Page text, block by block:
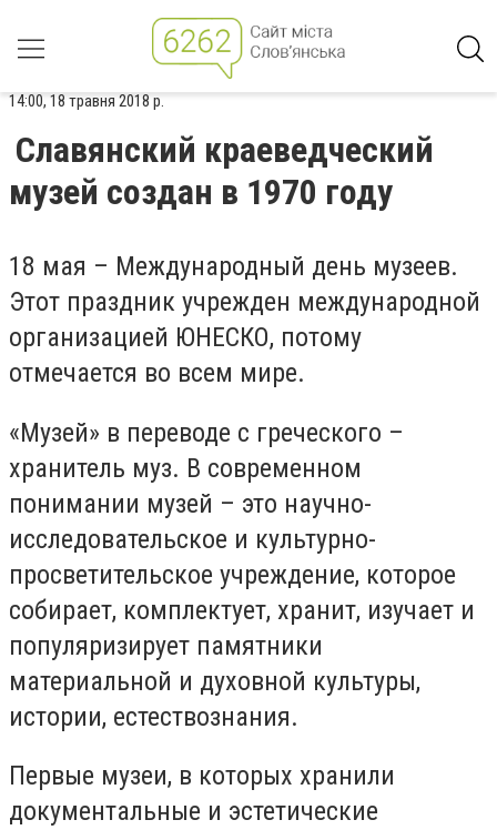
14:00, 18 травня 2018 р.
Славянский краеведческий
музей создан в 1970 году
18 мая – Международный день музеев.
Этот праздник учрежден международной
организацией ЮНЕСКО, потому
отмечается во всем мире.
«Музей» в переводе с греческого –
хранитель муз. В современном
понимании музей – это научно-
исследовательское и культурно-
просветительское учреждение, которое
собирает, комплектует, хранит, изучает и
популяризирует памятники
материальной и духовной культуры,
истории, естествознания.
Первые музеи, в которых хранили
документальные и эстетические